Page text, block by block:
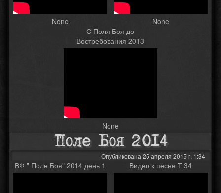
None
None
С Поля Боя до
Востребования 2013
None
Поле Боя 2014
Опубликована 25 апреля 2015 г. 1:34
ВФ " Поле Боя" 2014 день 1 Видео к песне Т 34